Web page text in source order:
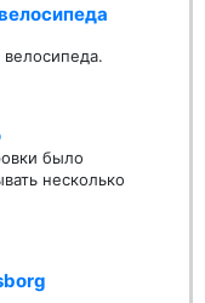
велосипеда.
было
несколько